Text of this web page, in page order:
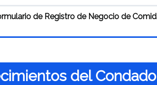
de Registro de Negocio de
del Condado